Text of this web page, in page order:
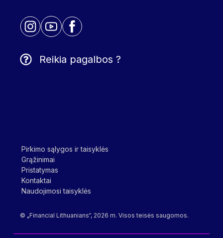
Reikia pagalbos ?
Pirkimo sąlygos ir taisyklės
Grąžinimai
Pristatymas
Kontaktai
Naudojimosi taisyklės
© „Financial Lithuanians“, 2026 m. Visos teisės saugomos.